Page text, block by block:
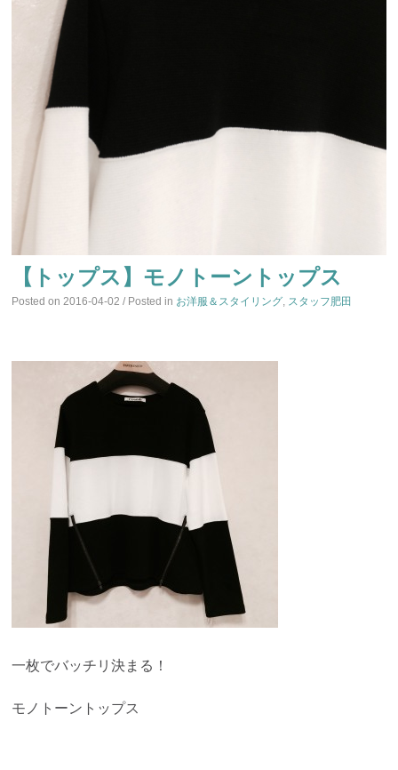
【トップス】モノトーントップス
Posted on 2016-04-02 / Posted in お洋服＆スタイリング スタッフ肥田
一枚でバッチリ決まる！
モノトーントップス